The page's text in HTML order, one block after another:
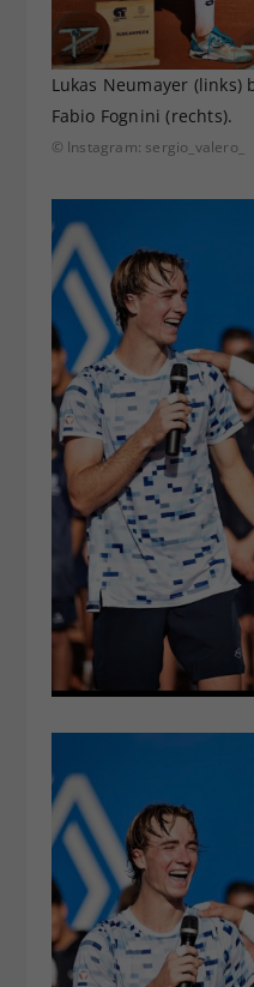
Lukas Neumayer
Fabio Fognini (rechts).
© Instagram: sergio_valero_